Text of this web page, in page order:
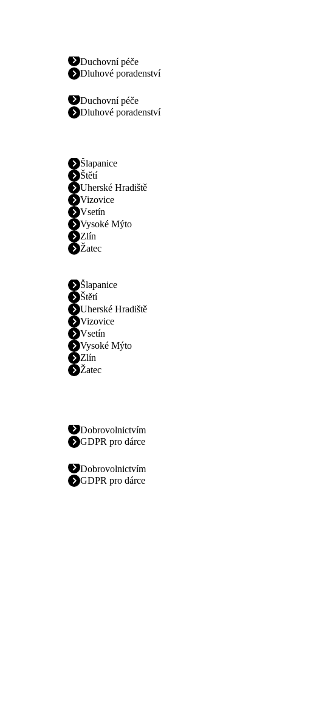
Duchovní péče
Dluhové poradenství
Duchovní péče
Dluhové poradenství
Šlapanice
Štětí
Uherské Hradiště
Vizovice
Vsetín
Vysoké Mýto
Zlín
Žatec
Šlapanice
Štětí
Uherské Hradiště
Vizovice
Vsetín
Vysoké Mýto
Zlín
Žatec
Dobrovolnictvím
GDPR pro dárce
Dobrovolnictvím
GDPR pro dárce